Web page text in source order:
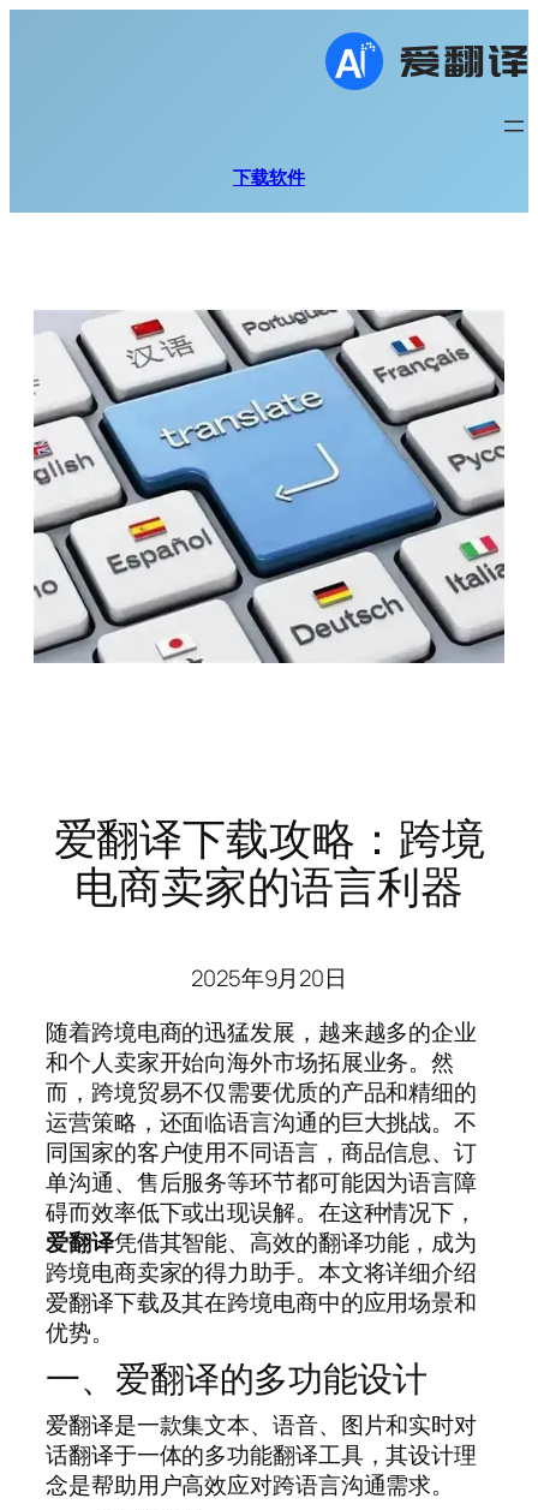
下载软件
爱翻译下载攻略：跨境
电商卖家的语言利器
2025年9月20日
随着跨境电商的迅猛发展，越来越多的企业
和个人卖家开始向海外市场拓展业务。然
而，跨境贸易不仅需要优质的产品和精细的
运营策略，还面临语言沟通的巨大挑战。不
同国家的客户使用不同语言，商品信息、订
单沟通、售后服务等环节都可能因为语言障
碍而效率低下或出现误解。在这种情况下，
爱翻译凭借其智能、高效的翻译功能，成为
跨境电商卖家的得力助手。本文将详细介绍
爱翻译下载及其在跨境电商中的应用场景和
优势。
一、爱翻译的多功能设计
爱翻译是一款集文本、语音、图片和实时对
话翻译于一体的多功能翻译工具，其设计理
念是帮助用户高效应对跨语言沟通需求。